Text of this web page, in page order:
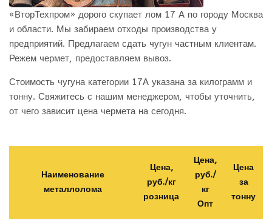
«ВторТехпром» дорого скупает лом 17 А по городу Москва
и области. Мы забираем отходы производства у
предприятий. Предлагаем сдать чугун частным клиентам.
Режем чермет, предоставляем вывоз.
Стоимость чугуна категории 17А указана за килограмм и
тонну. Свяжитесь с нашим менеджером, чтобы уточнить,
от чего зависит цена чермета на сегодня.
Наименование
металлолома
Цена,
руб./кг
розница
Цена,
руб./
кг
Опт
Цена
за
тонну